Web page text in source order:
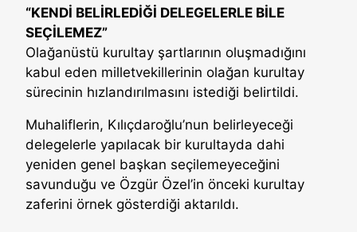
“KENDİ BELİRLEDİĞİ DELEGELERLE BİLE
SEÇİLEMEZ”
Olağanüstü kurultay şartlarının oluşmadığını
kabul eden milletvekillerinin olağan kurultay
sürecinin hızlandırılmasını istediği belirtildi.
Muhaliflerin, Kılıçdaroğlu’nun belirleyeceği
delegelerle yapılacak bir kurultayda dahi
yeniden genel başkan seçilemeyeceğini
savunduğu ve Özgür Özel’in önceki kurultay
zaferini örnek gösterdiği aktarıldı.